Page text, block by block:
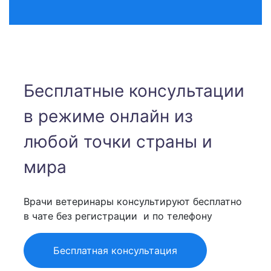
через месяц?
2026-07-30 14:44:19
Здравствуйте, кошке12 лет резко
начала трескать зубами, когда
открывает рот и как будто что пытается
разгрызть и издает треск зубами и
диарея,склоняемся к
это может быть?Очень
нельзя
Бесплатные консультации
в режиме онлайн из
любой точки страны и
мира
Врачи ветеринары консультируют бесплатно
в чате без регистрации и по телефону
Бесплатная консультация